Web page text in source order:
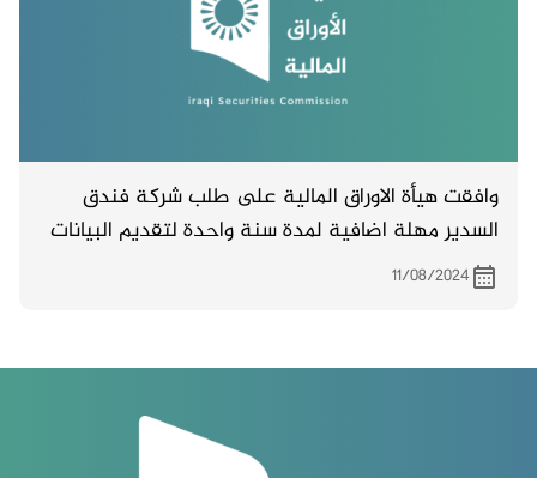
وافقت هيأة الاوراق المالية على طلب شركة فندق
السدير مهلة اضافية لمدة سنة واحدة لتقديم البيانات
الرقابة المالية لغرض استكمال اجراءات التدقيق واصدار
11/08/2024